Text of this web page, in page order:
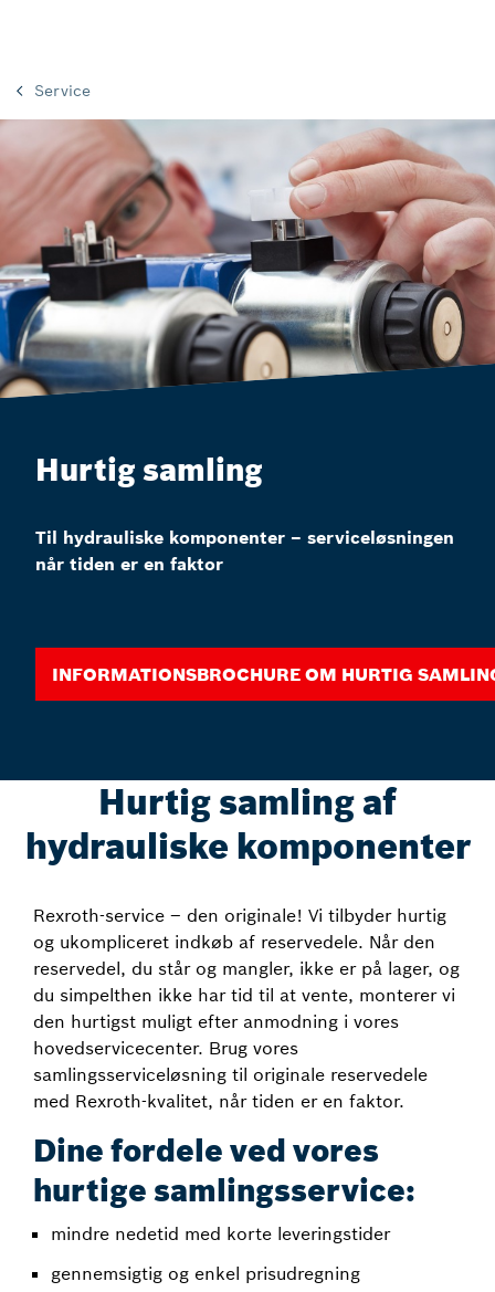
Service
Hurtig samling
Til hydrauliske komponenter – serviceløsningen
når tiden er en faktor
Informationsbrochure om hurtig
Hurtig samling af
hydrauliske komponenter
Rexroth-service – den originale! Vi tilbyder hurtig
og ukompliceret indkøb af reservedele. Når den
reservedel, du står og mangler, ikke er på lager, og
du simpelthen ikke har tid til at vente, monterer vi
den hurtigst muligt efter anmodning i vores
hovedservicecenter. Brug vores
samlingsserviceløsning til originale reservedele
med Rexroth-kvalitet, når tiden er en faktor.
Dine fordele ved vores
hurtige samlingsservice:
mindre nedetid med korte leveringstider
gennemsigtig og enkel prisudregning